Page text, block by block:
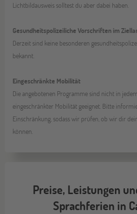
Lichtbildausweis solltest du aber dabei haben.
Gesundheitspolizeiliche Vorschriften im
Derzeit sind keine besonderen
bekannt.
Eingeschränkte Mobilität
Die angebotenen Programme sind nicht in
eingeschränkter Mobilität geeignet. Bitte
Einschränkung, sodass wir prüfen, ob wir dir
können.
Preise, Leistungen
Sprachferien in